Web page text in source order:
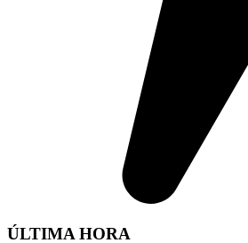
ÚLTIMA HORA